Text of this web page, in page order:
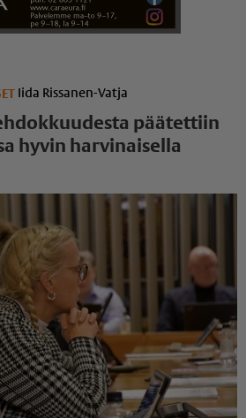
Iida Rissanen-Vatja
päätettiin
hyvin harvinaisella